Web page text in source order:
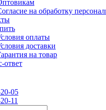
на обработку
оплаты
доставки
на товар
ответ
05
11